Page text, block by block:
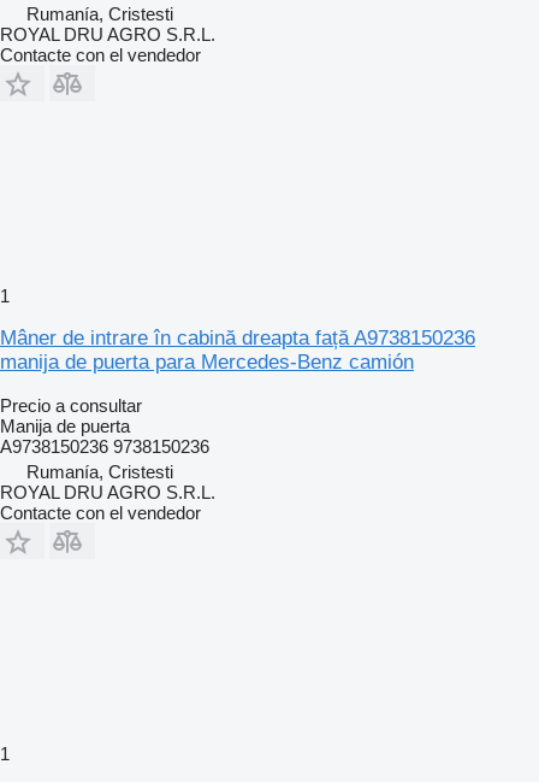
Rumanía, Cristesti
ROYAL DRU AGRO S.R.L.
Contacte con el vendedor
1
Mâner de intrare în cabină dreapta față A9738150236
manija de puerta para Mercedes-Benz camión
Precio a consultar
Manija de puerta
A9738150236 9738150236
Rumanía, Cristesti
ROYAL DRU AGRO S.R.L.
Contacte con el vendedor
1